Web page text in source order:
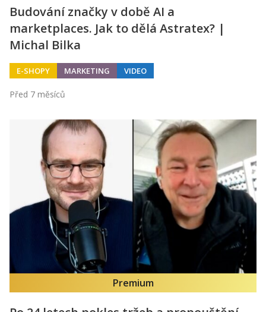
Budování značky v době AI a
marketplaces. Jak to dělá Astratex? |
Michal Bilka
E-SHOPY MARKETING VIDEO
Před 7 měsíců
Premium